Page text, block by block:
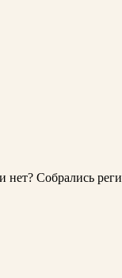
Собрались